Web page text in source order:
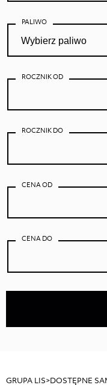
PALIWO
ROCZNIK OD
ROCZNIK DO
CENA OD
CENA DO
GRUPA LIS>DOSTĘPNE